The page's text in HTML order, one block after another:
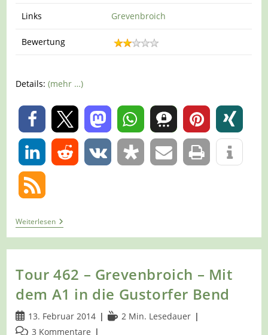
Links Grevenbroich
Bewertung
Details:(mehr …)
0
0
WeiterlesenTour
492
–
Grevenbroich-
–
Auf
Dem
A2
Den
Welchenberg
Tour 462 – Grevenbroich – Mit
dem A1 in die Gustorfer Bend
Beitrag
veröffentlicht:
13. Februar 2014 Lesedauer:
2 Min. Lesedauer
Beitrags-
3 Kommentare